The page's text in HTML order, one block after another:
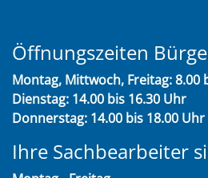
Öffnungszeiten
Montag, Mittwoch, Freitag: 8.00
Dienstag: 14.00 bis 16.30 Uhr
Donnerstag: 14.00 bis 18.00 Uhr
Ihre Sachbearbeiter